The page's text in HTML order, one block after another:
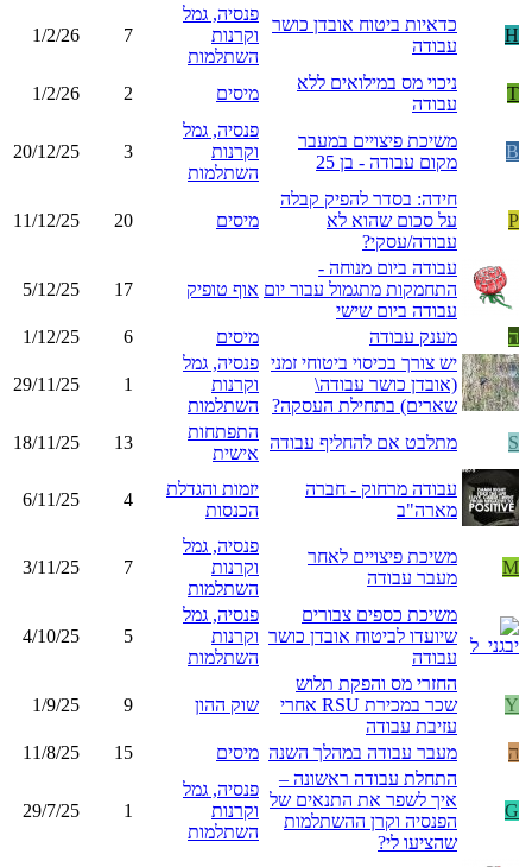
H
כדאיות ביטוח אובדן כושר
עבודה
פנסיה, גמל
וקרנות
השתלמות
7
1/2/26
T
ניכוי מס במילואים ללא
עבודה
מיסים 2
1/2/26
B
משיכת פיצויים במעבר
מקום עבודה - בן 25
פנסיה, גמל
וקרנות
השתלמות
3
20/12/25
P
חידה: בסדר להפיק קבלה
על סכום שהוא לא
עבודה/עסקי?
מיסים 20
11/12/25
עבודה ביום מנוחה -
התחמקות מתגמול עבור יום
עבודה ביום שישי
אוף טופיק 17
5/12/25
ה מענק עבודה מיסים 6
1/12/25
יש צורך בכיסוי ביטוחי זמני
(אובדן כושר עבודה\
שארים) בתחילת העסקה?
פנסיה, גמל
וקרנות
השתלמות
1
29/11/25
S מתלבט אם להחליף עבודה
התפתחות
אישית
13
18/11/25
עבודה מרחוק - חברה
מארה"ב
יזמות והגדלת
הכנסות
4
6/11/25
M
משיכת פיצויים לאחר
מעבר עבודה
פנסיה, גמל
וקרנות
השתלמות
7
3/11/25
משיכת כספים צבורים
שיועדו לביטוח אובדן כושר
עבודה
פנסיה, גמל
וקרנות
השתלמות
5
4/10/25
Y
החזרי מס והפקת תלוש
שכר במכירת RSU אחרי
עזיבת עבודה
שוק ההון 9
1/9/25
ה מעבר עבודה במהלך השנה מיסים 15
11/8/25
G
התחלת עבודה ראשונה –
איך לשפר את התנאים של
הפנסיה וקרן ההשתלמות
שהציעו לי?
פנסיה, גמל
וקרנות
השתלמות
1
29/7/25